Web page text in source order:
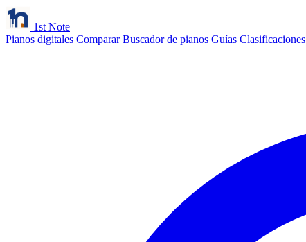
1st Note
Pianos digitales Comparar Buscador de pianos Guías Clasificaciones